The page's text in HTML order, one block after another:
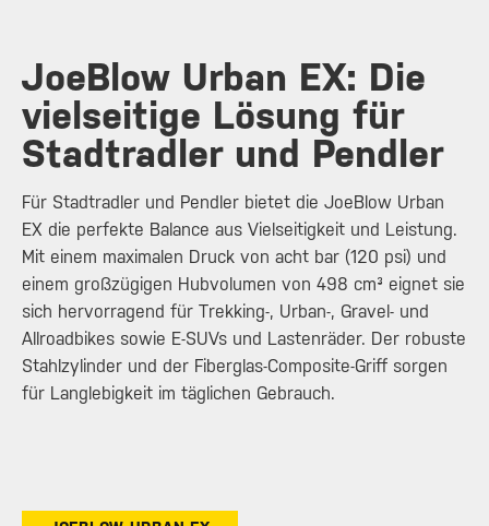
JoeBlow Urban EX: Die
vielseitige Lösung für
Stadtradler und Pendler
Für Stadtradler und Pendler bietet die JoeBlow Urban
EX die perfekte Balance aus Vielseitigkeit und Leistung.
Mit einem maximalen Druck von acht bar (120 psi) und
einem großzügigen Hubvolumen von 498 cm³ eignet sie
sich hervorragend für Trekking-, Urban-, Gravel- und
Allroadbikes sowie E-SUVs und Lastenräder. Der robuste
Stahlzylinder und der Fiberglas-Composite-Griff sorgen
für Langlebigkeit im täglichen Gebrauch.